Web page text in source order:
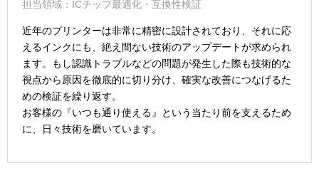
担当領域：ICチップ最適化・互換性検証
近年のプリンターは非常に精密に設計されており、それに応
えるインクにも、絶え間ない技術のアップデートが求められ
ます。もし認識トラブルなどの問題が発生した際も技術的な
視点から原因を徹底的に切り分け、確実な改善につなげるた
めの検証を繰り返す。
お客様の『いつも通り使える』という当たり前を支えるため
に、日々技術を磨いています。